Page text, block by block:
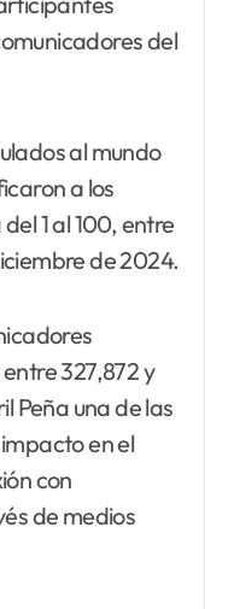
del
al mundo
a los
1 al 100, entre
de 2024.
327,872 y
Peña una de las
en el
con
de medios